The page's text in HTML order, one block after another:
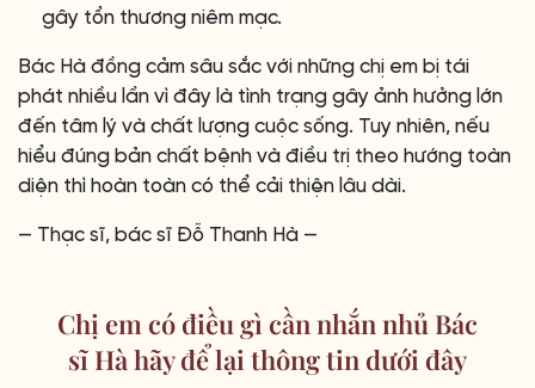
gây tổn thương niêm mạc.
Bác Hà đồng cảm sâu sắc với những chị em bị tái
phát nhiều lần vì đây là tình trạng gây ảnh hưởng lớn
đến tâm lý và chất lượng cuộc sống. Tuy nhiên, nếu
hiểu đúng bản chất bệnh và điều trị theo hướng toàn
diện thì hoàn toàn có thể cải thiện lâu dài.
— Thạc sĩ, bác sĩ Đỗ Thanh Hà —
Chị em có điều gì cần nhắn nhủ Bác
sĩ Hà hãy để lại thông tin dưới đây